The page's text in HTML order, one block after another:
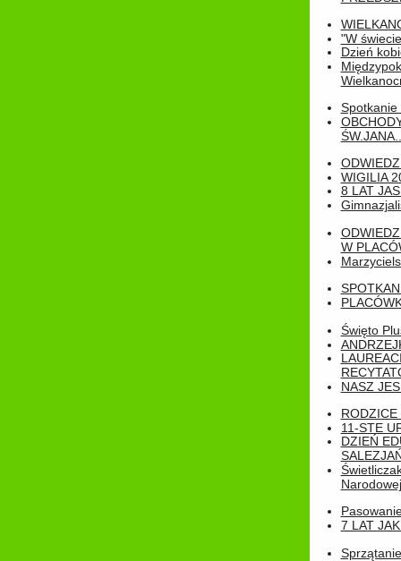
"W
Dzień
Spotkanie
WIGILIA
8 LAT
W
Święto
NASZ
RODZICE
11-STE
DZIEŃ
Narodowej
7 LAT